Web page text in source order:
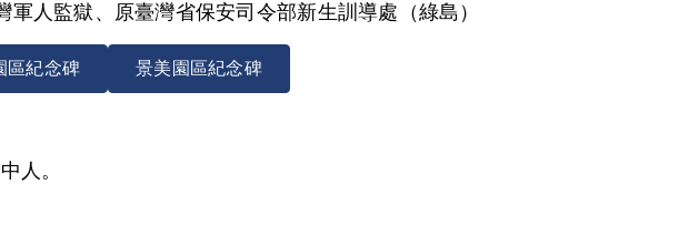
軍人監獄、原臺灣省保安司令部新生訓導處（綠島）
區紀念碑 景美園區紀念碑
人。